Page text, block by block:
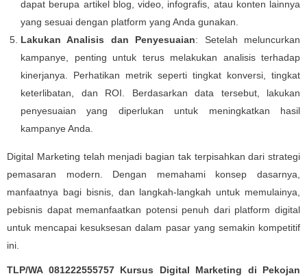
dapat berupa artikel blog, video, infografis, atau konten lainnya
yang sesuai dengan platform yang Anda gunakan.
Lakukan Analisis dan Penyesuaian: Setelah meluncurkan
kampanye, penting untuk terus melakukan analisis terhadap
kinerjanya. Perhatikan metrik seperti tingkat konversi, tingkat
keterlibatan, dan ROI. Berdasarkan data tersebut, lakukan
penyesuaian yang diperlukan untuk meningkatkan hasil
kampanye Anda.
Digital Marketing telah menjadi bagian tak terpisahkan dari strategi
pemasaran modern. Dengan memahami konsep dasarnya,
manfaatnya bagi bisnis, dan langkah-langkah untuk memulainya,
pebisnis dapat memanfaatkan potensi penuh dari platform digital
untuk mencapai kesuksesan dalam pasar yang semakin kompetitif
ini.
TLP/WA 081222555757 Kursus Digital Marketing di Pekojan